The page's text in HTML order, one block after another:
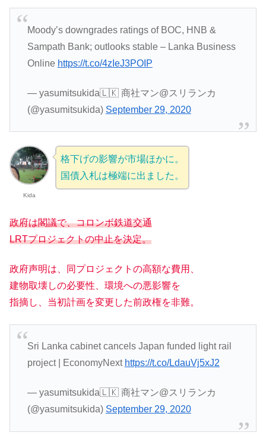
Moody’s downgrades ratings of BOC, HNB &
Sampath Bank; outlooks stable – Lanka Business
Online https://t.co/4zIeJ3POIP
— yasumitsukida🇱🇰 商社マン@スリランカ
(@yasumitsukida) September 29, 2020
Kida
格下げの影響が市場ほかに。
国債入札は極端に出ました。
政府は閣議で、コロンボ鉄道交通
LRTプロジェクトの中止を決定。
政府声明は、同プロジェクトの高額な費用、
建物取壊しの必要性、環境への悪影響を
指摘し、当初計画を変更した前政権を非難。
Sri Lanka cabinet cancels Japan funded light rail
project | EconomyNext https://t.co/LdauVj5xJ2
— yasumitsukida🇱🇰 商社マン@スリランカ
(@yasumitsukida) September 29, 2020